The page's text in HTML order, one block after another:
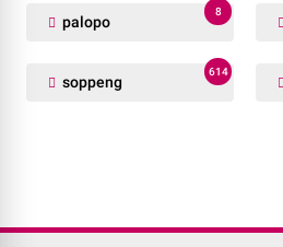
palopo
8
soppeng
614